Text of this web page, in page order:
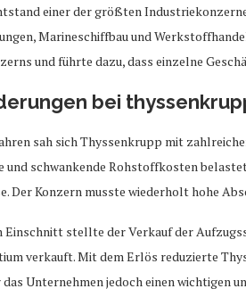
einer der größten
Marineschiffbau und
und führte dazu, dass einzelne
bei
sah sich Thyssenkrupp mit
und schwankende Rohstoffkosten
Der Konzern musste wiederholt hohe
Einschnitt stellte der Verkauf der
verkauft. Mit dem Erlös reduzierte
Unternehmen jedoch einen wichtigen